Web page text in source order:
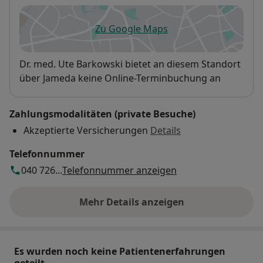
Zu Google Mapsöffnet in einer neuen
Verfügbarkeit
Dr. med. Ute Barkowski bietet an diesem Standort
über Jameda keine Online-Terminbuchung an
Zahlungsmodalitäten (private Besuche)
Akzeptierte Versicherungen Details
Telefonnummer
040 726...Telefonnummer anzeigen
Mehr Details anzeigen
über die Adresse
Es wurden noch keine Patientenerfahrungen